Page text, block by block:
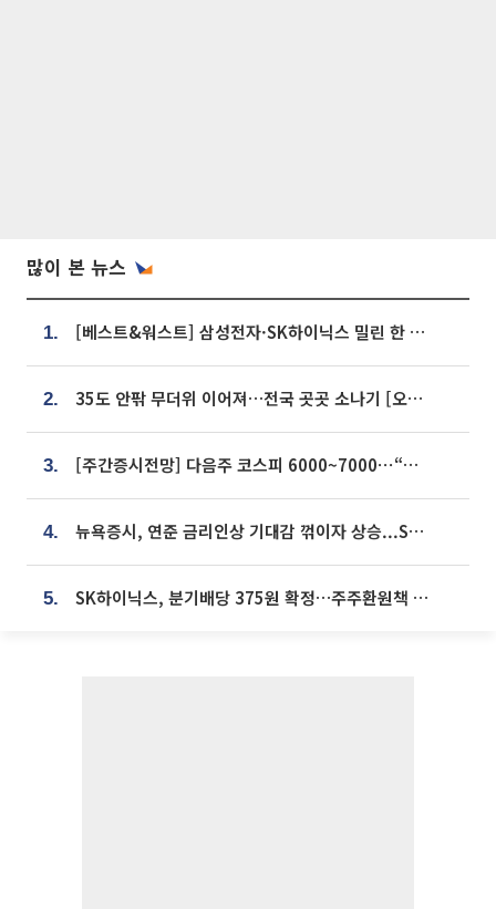
많이 본 뉴스
1. [베스트&워스트] 삼성전자·SK하이닉스 밀린 한 주…상상인증권은 85% 급등
2. 35도 안팎 무더위 이어져…전국 곳곳 소나기 [오늘 날씨]
3. [주간증시전망] 다음주 코스피 6000~7000⋯“外人 수급은 정책이 변수”
4. 뉴욕증시, 연준 금리인상 기대감 꺾이자 상승...S&P500 사상 최고치 [종합]
5. SK하이닉스, 분기배당 375원 확정…주주환원책 9월로 앞당겨 발표